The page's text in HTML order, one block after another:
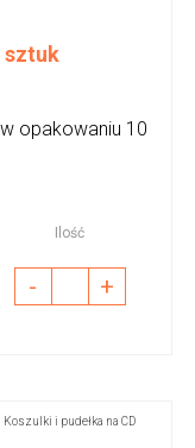
sztuk
opakowaniu 10
Ilość
- +
Koszulki i pudełka na CD